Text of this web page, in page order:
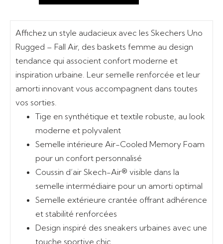
Affichez un style audacieux avec les Skechers Uno
Rugged – Fall Air, des baskets femme au design
tendance qui associent confort moderne et
inspiration urbaine. Leur semelle renforcée et leur
amorti innovant vous accompagnent dans toutes
vos sorties.
Tige en synthétique et textile robuste, au look
moderne et polyvalent
Semelle intérieure Air-Cooled Memory Foam
pour un confort personnalisé
Coussin d’air Skech-Air® visible dans la
semelle intermédiaire pour un amorti optimal
Semelle extérieure crantée offrant adhérence
et stabilité renforcées
Design inspiré des sneakers urbaines avec une
touche sportive chic